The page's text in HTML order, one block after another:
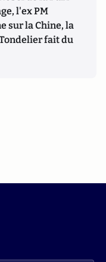
l'ex PM
sur la Chine, la
fait du